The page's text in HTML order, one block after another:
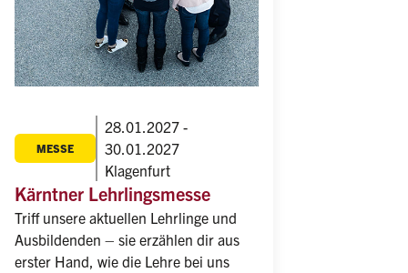
MESSE
28.01.2027 -
30.01.2027
Klagenfurt
Kärntner Lehrlingsmesse
Triff unsere aktuellen Lehrlinge und
Ausbildenden – sie erzählen dir aus
erster Hand, wie die Lehre bei uns